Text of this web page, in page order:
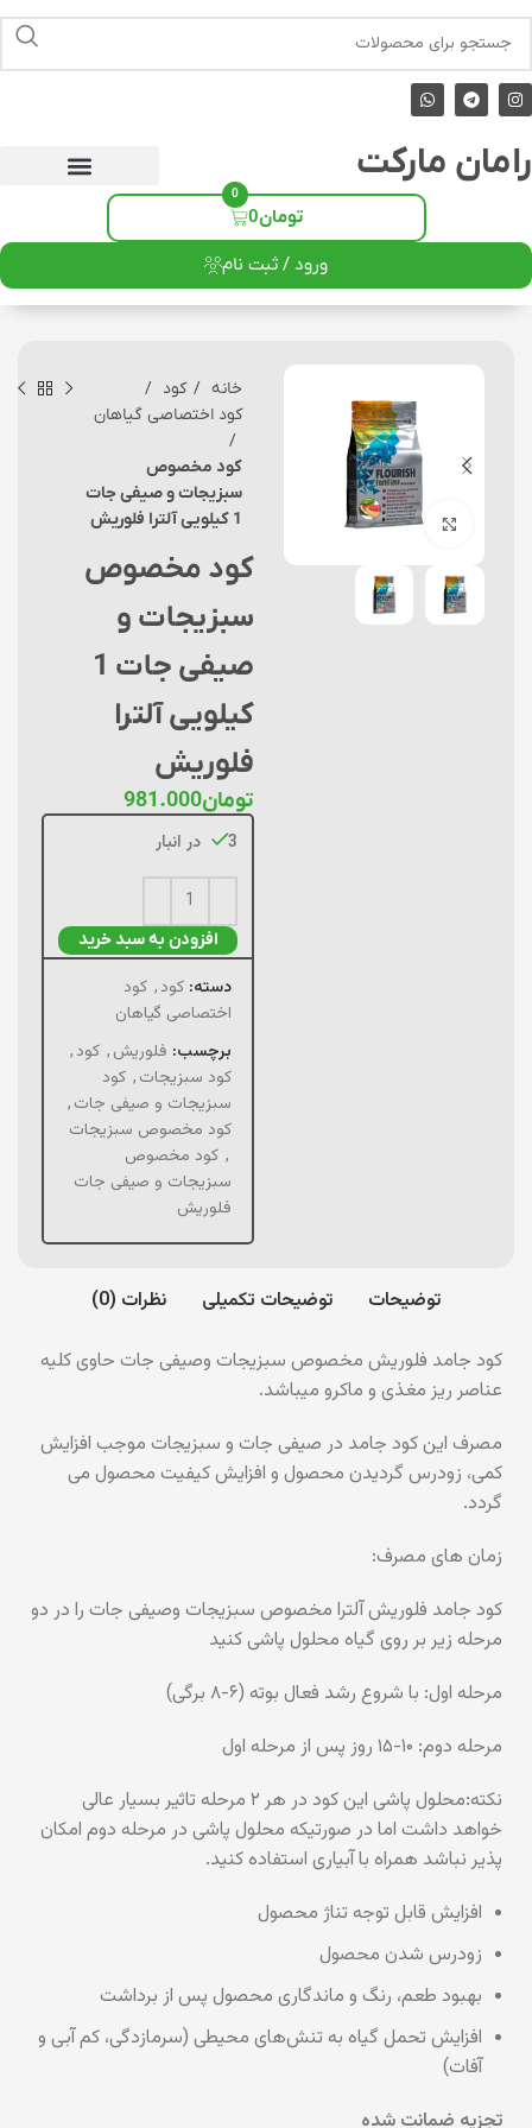
رامان مارکت
تومان0
0
ورود / ثبت نام
برای بزرگنمایی کلیک کنید
خانه
کود
کود اختصاصی گیاهان
کود مخصوص
سبزیجات و صیفی جات
1 کیلویی آلترا فلوریش
کود مخصوص
سبزیجات و
صیفی جات 1
کیلویی آلترا
فلوریش
تومان981.000
3 در انبار
افزودن به سبد خرید
دسته: کود, کود
اختصاصی گیاهان
برچسب: فلوریش, کود,
کود سبزیجات, کود
سبزیجات و صیفی جات,
کود مخصوص سبزیجات
, کود مخصوص
سبزیجات و صیفی جات
فلوریش
توضیحات توضیحات تکمیلی نظرات (0)
کود جامد فلوریش مخصوص سبزیجات و‌صیفی جات حاوی کلیه
عناصر ریز مغذی و ماکرو میباشد.
مصرف این کود جامد در صیفی جات و سبزیجات موجب افزایش
کمی، زودرس گردیدن محصول و افزایش کیفیت محصول می
گردد.
زمان های مصرف:
کود جامد فلوریش آلترا مخصوص سبزیجات وصیفی جات را در دو
مرحله زیر بر روی گیاه محلول پاشی کنید
مرحله اول: با شروع رشد فعال بوته (۶-۸ برگی)
مرحله دوم: ۱۰-۱۵ روز پس از مرحله اول
نکته:محلول پاشی این کود در هر ۲ مرحله تاثیر بسیار عالی
خواهد داشت اما در صورتیکه محلول پاشی در مرحله دوم امکان
پذیر نباشد همراه با آبیاری استفاده کنید.
افزایش قابل توجه تناژ محصول
زودرس شدن محصول
بهبود طعم، رنگ و ماندگاری محصول پس از برداشت
افزایش تحمل گیاه به تنش‌های محیطی (سرمازدگی، کم آبی و
آفات)
تجزیه ضمانت شده